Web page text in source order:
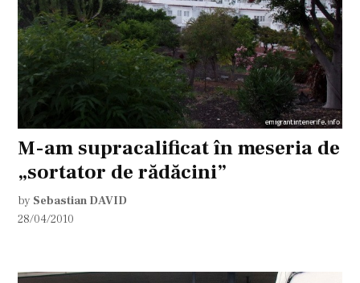
M-am supracalificat în meseria de
„sortator de rădăcini”
by Sebastian DAVID
28/04/2010